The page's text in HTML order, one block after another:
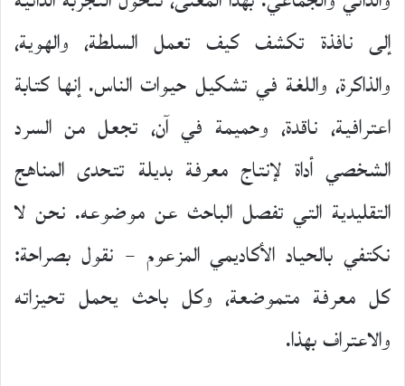
إلى نافذة تكشف كيف تعمل السلطة، والهوية،
والذاكرة، واللغة في تشكيل حيوات الناس. إنها كتابة
اعترافية، ناقدة، وحميمة في آن، تجعل من السرد
الشخصي أداة لإنتاج معرفة بديلة تتحدى المناهج
التقليدية التي تفصل الباحث عن موضوعه. نحن لا
نكتفي بالحياد الأكاديمي المزعوم – نقول بصراحة:
كل معرفة متموضعة، وكل باحث يحمل تحيزاته
والاعتراف بهذا.